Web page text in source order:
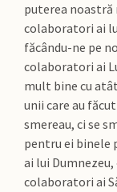
puterea noastră
colaboratori ai
făcându-ne pe
colaboratori ai
mult bine cu
unii care au
smereau, ci se
pentru ei binele
ai lui
colaboratori ai